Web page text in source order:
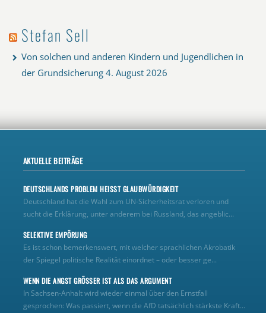
Stefan Sell
Von solchen und anderen Kindern und Jugendlichen in
der Grundsicherung 4. August 2026
AKTUELLE BEITRÄGE
DEUTSCHLANDS PROBLEM HEISST GLAUBWÜRDIGKEIT
Deutschland hat die Wahl zum UN‑Sicherheitsrat verloren und
sucht die Erklärung, unter anderem bei Russland, das angeblic...
SELEKTIVE EMPÖRUNG
Es ist schon bemerkenswert, mit welcher sprachlichen Akrobatik
der Spiegel politische Realität einordnet – oder besser ge...
WENN DIE ANGST GRÖSSER IST ALS DAS ARGUMENT
In Sachsen-Anhalt wird wieder einmal über den Ernstfall
gesprochen: Was passiert, wenn die AfD tatsächlich stärkste Kraft...